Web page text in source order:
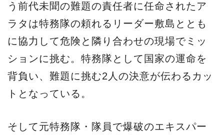
う前代未聞の難題の責任者に任命されたア
ラタは特務隊の頼れるリーダー敷島ととも
に協力して危険と隣り合わせの現場でミッ
ションに挑む。特務隊として国家の運命を
背負い、難題に挑む2人の決意が伝わるカッ
トとなっている。
そして元特務隊・隊員で爆破のエキスパー